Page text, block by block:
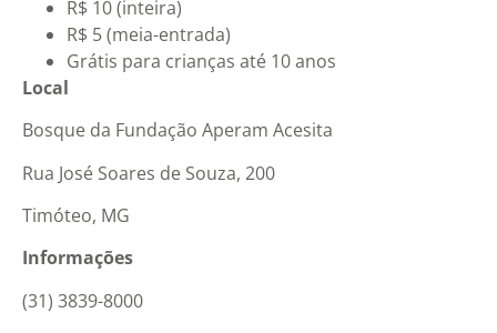
R$ 10 (inteira)
R$ 5 (meia-entrada)
Grátis para crianças até 10 anos
Local
Bosque da Fundação Aperam Acesita
Rua José Soares de Souza, 200
Timóteo, MG
Informações
(31) 3839-8000